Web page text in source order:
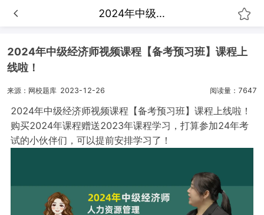
2024年中级...
2024年中级经济师视频课程【备考预习班】课程上
线啦！
来源：网校题库 2023-12-26 阅读量：7647
2024年中级经济师视频课程【备考预习班】课程上线啦！
购买2024年课程赠送2023年课程学习，打算参加24年考
试的小伙伴们，可以提前安排学习了！